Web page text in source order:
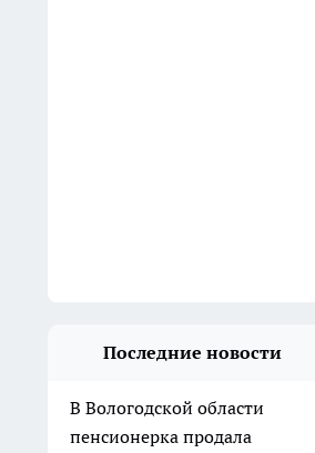
Последние новости
В Вологодской области
пенсионерка продала